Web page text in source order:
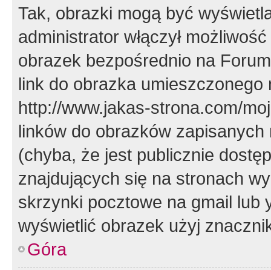
Tak, obrazki mogą być
administrator włączył
obrazek bezpośrednio na
link do obrazka
http://www.jakas-strona.com/
linków do obrazków
(chyba, że jest publicznie
znajdujących się na stronach
skrzynki pocztowe na gmail lub
wyświetlić obrazek użyj
Góra